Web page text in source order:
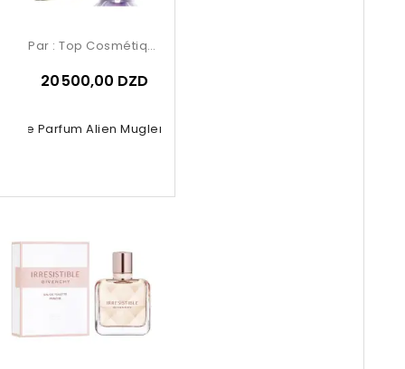
De Parfum Alien Mugler 90ml
Par : Top Cosmétiques
20 500,00 DZD